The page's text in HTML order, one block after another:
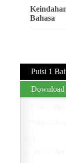
Bahasa
Puisi 1
Download